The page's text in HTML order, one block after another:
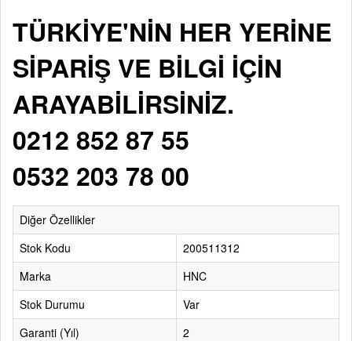
TÜRKİYE'NİN HER YERİNE
SİPARİŞ VE BİLGİ İÇİN
ARAYABİLİRSİNİZ.
0212 852 87 55
0532 203 78 00
Diğer Özellikler
Stok Kodu
200511312
Marka
HNC
Stok Durumu
Var
Garanti (Yıl)
2